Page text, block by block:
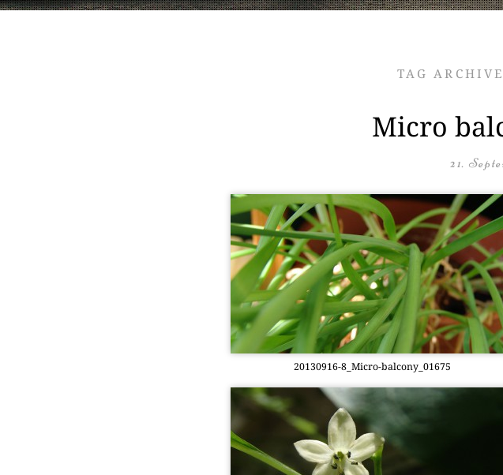
TAG
Micro
21.
20130916-8_Mi­cro-bal­c­o­ny­_01675